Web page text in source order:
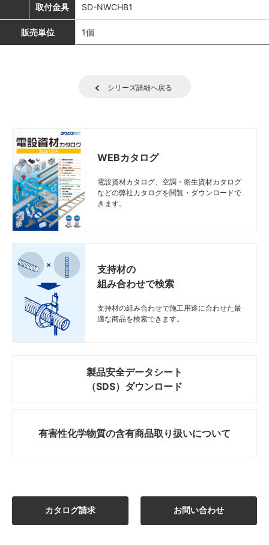
取付金具 SD-NWCHB1
販売単位 1個
シリーズ詳細へ戻る
WEBカタログ
電設資材カタログ、空調・衛生資材カタログ
などの弊社カタログを閲覧・ダウンロードで
きます。
支持材の
組み合わせで検索
支持材の組み合わせで施工用途に合わせた最
適な商品を検索できます。
製品安全データシート
（SDS）ダウンロード
有害性化学物質の含有商品取り扱いについて
カタログ請求 お問い合わせ